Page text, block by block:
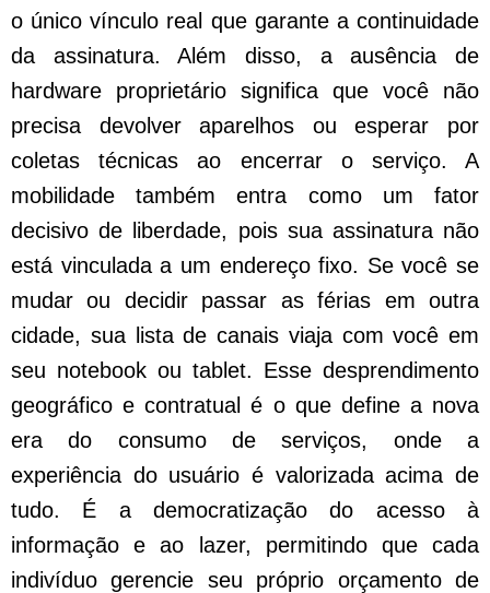
o único vínculo real que garante a continuidade
da assinatura. Além disso, a ausência de
hardware proprietário significa que você não
precisa devolver aparelhos ou esperar por
coletas técnicas ao encerrar o serviço. A
mobilidade também entra como um fator
decisivo de liberdade, pois sua assinatura não
está vinculada a um endereço fixo. Se você se
mudar ou decidir passar as férias em outra
cidade, sua lista de canais viaja com você em
seu notebook ou tablet. Esse desprendimento
geográfico e contratual é o que define a nova
era do consumo de serviços, onde a
experiência do usuário é valorizada acima de
tudo. É a democratização do acesso à
informação e ao lazer, permitindo que cada
indivíduo gerencie seu próprio orçamento de